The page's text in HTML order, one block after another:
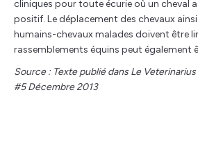
cliniques pour toute écurie où un cheval
positif. Le déplacement des chevaux
humains-chevaux malades doivent être
rassemblements équins peut également
Source : Texte publié dans Le
#5 Décembre 2013